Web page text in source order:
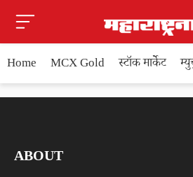
Home MCX Gold स्टॉक मार्केट
ABOUT